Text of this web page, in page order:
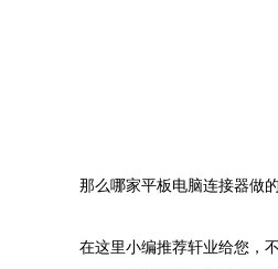
那么哪家平板电脑连接器做
在这里小编推荐轩业给您，